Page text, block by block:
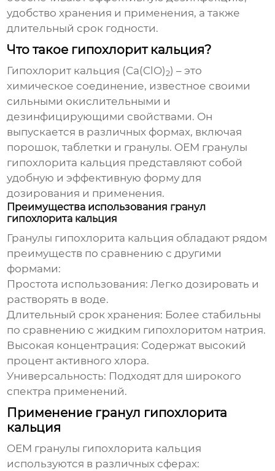
удобство хранения и применения, а также
длительный срок годности.
Что такое гипохлорит кальция?
Гипохлорит кальция (Ca(ClO)2) – это
химическое соединение, известное своими
сильными окислительными и
дезинфицирующими свойствами. Он
выпускается в различных формах, включая
порошок, таблетки и гранулы. OEM гранулы
гипохлорита кальция представляют собой
удобную и эффективную форму для
дозирования и применения.
Преимущества использования гранул
гипохлорита кальция
Гранулы гипохлорита кальция обладают рядом
преимуществ по сравнению с другими
формами:
Простота использования: Легко дозировать и
растворять в воде.
Длительный срок хранения: Более стабильны
по сравнению с жидким гипохлоритом натрия.
Высокая концентрация: Содержат высокий
процент активного хлора.
Универсальность: Подходят для широкого
спектра применений.
Применение гранул гипохлорита
кальция
OEM гранулы гипохлорита кальция
используются в различных сферах: